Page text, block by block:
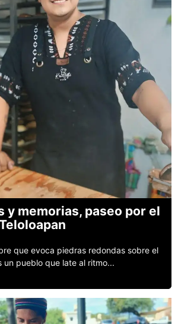
y memorias, paseo por el
que evoca piedras redondas sobre el
un pueblo que late al ritmo...